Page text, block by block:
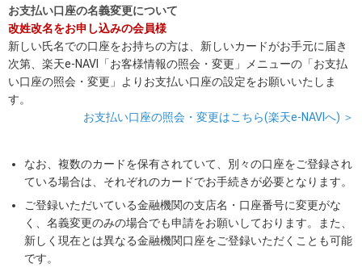
お支払い口座の名義変更について
改姓改名をお申し込みの会員様
新しい氏名での口座をお持ちの方は、新しいカードがお手元に届き
次第、楽天e-NAVI「お客様情報の照会・変更」メニューの「お支払
い口座の照会・変更」よりお支払い口座の設定をお願いいたしま
す。
お支払い口座の照会・変更はこちら(楽天e-NAVIへ) ＞
なお、複数のカードを保有されていて、別々の口座をご登録され
ている場合は、それぞれのカードでお手続きが必要となります。
ご登録いただいている金融機関の支店名・口座番号に変更がな
く、名義変更のみの場合でも申請をお願いしております。また、
新しく現在とは異なる金融機関口座をご登録いただくことも可能
です。